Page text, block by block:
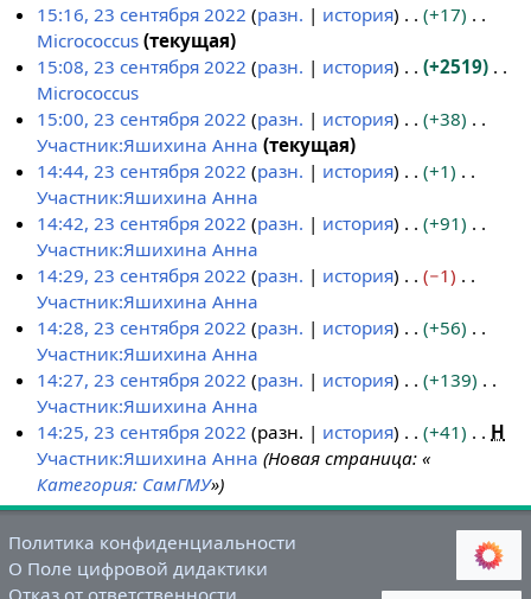
3
е
т
б
2
15:16, 23 сентября 2022 разн. история
+17
Micrococcus
Н
е
т
о
п
и
с
а
н
и
я
п
р
а
в
к
и
текущая
15:08, 23 сентября 2022 разн. история
+2519
Micrococcus
Н
е
т
о
п
и
с
а
н
и
я
п
р
а
в
к
и
15:00, 23 сентября 2022 разн. история
+38
Участник:Яшихина Анна
Н
е
т
о
п
и
с
а
н
и
я
п
р
а
в
к
и
текущая
14:44, 23 сентября 2022 разн. история
+1
Участник:Яшихина Анна
Н
е
т
о
п
и
с
а
н
и
я
п
р
а
в
14:42, 23 сентября 2022 разн. история
+91
Участник:Яшихина Анна
Н
е
т
о
п
и
с
а
н
и
я
п
р
14:29, 23 сентября 2022 разн. история
−1
Участник:Яшихина Анна
Н
е
т
о
п
и
с
а
н
и
я
14:28, 23 сентября 2022 разн. история
+56
Участник:Яшихина Анна
Н
е
т
о
п
и
с
а
н
14:27, 23 сентября 2022 разн. история
+139
Участник:Яшихина Анна
Н
е
т
о
п
и
с
14:25, 23 сентября 2022 разн. история +41
Н
Участник:Яшихина Анна Новая страница: «
Категория: СамГМУ»
Политика конфиденциальности
О Поле цифровой дидактики
Отказ от ответственности